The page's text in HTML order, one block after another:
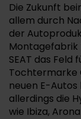
Die Zukunft
allem durch
der
SEAT das
Tochtermarke
neuen E-
allerdings die
wie Ibiza,